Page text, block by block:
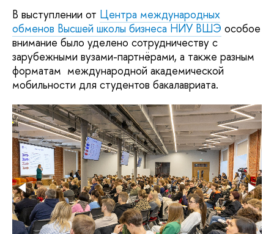
В выступлении от Центра международных
обменов Высшей школы бизнеса НИУ ВШЭ особое
внимание было уделено сотрудничеству с
зарубежными вузами-партнёрами, а также разным
форматам международной академической
мобильности для студентов бакалавриата.